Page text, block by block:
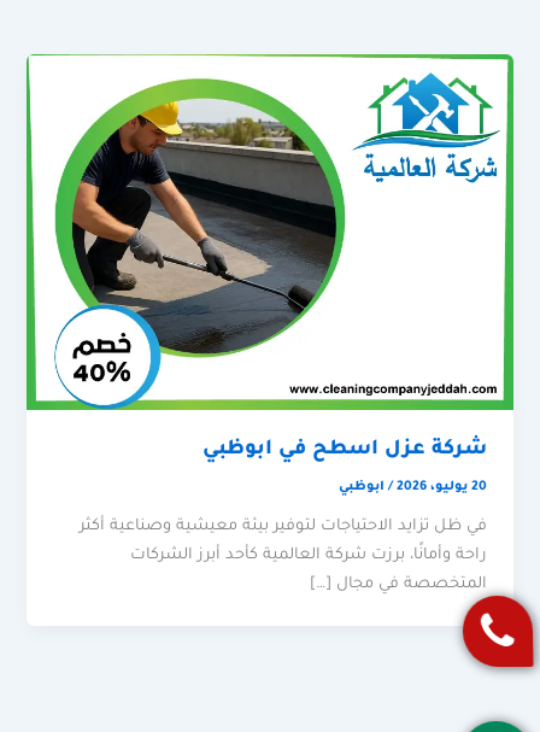
شركة عزل اسطح في ابوظبي
20 يوليو، 2026 / ابوظبي
في ظل تزايد الاحتياجات لتوفير بيئة معيشية وصناعية أكثر
راحة وأمانًا، برزت شركة العالمية كأحد أبرز الشركات
المتخصصة في مجال […]